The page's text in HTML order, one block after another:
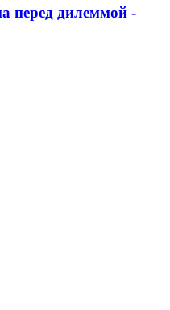
перед дилеммой -